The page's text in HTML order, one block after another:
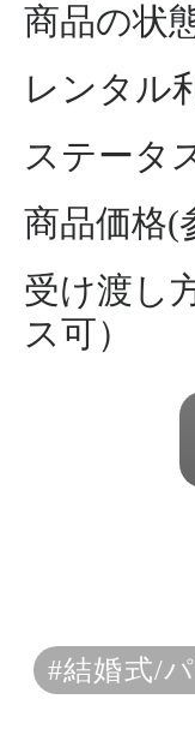
商品の状
レンタル
ステータ
商品価格(
受け渡し
ス可）
#結婚式/